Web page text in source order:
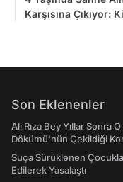
Karşısına Çıkıyor:
Son Eklenenler
Ali Rıza Bey Yıllar Sonra
Dökümü'nün Çekildiği
Suça Sürüklenen
Edilerek Yasalaştı